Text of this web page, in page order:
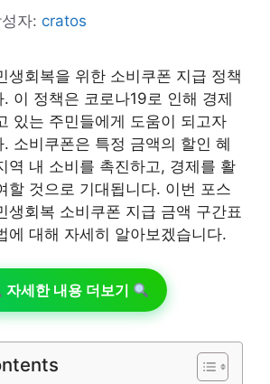
자: cratos
생회복을 위한 소비쿠폰 지급 정책
이 정책은 코로나19로 인해 경제
있는 주민들에게 도움이 되고자
소비쿠폰은 특정 금액의 할인 혜
역 내 소비를 촉진하고, 경제를 활
할 것으로 기대됩니다. 이번 포스
생회복 소비쿠폰 지급 금액 구간표
에 대해 자세히 알아보겠습니다.
자세한 내용 더보기